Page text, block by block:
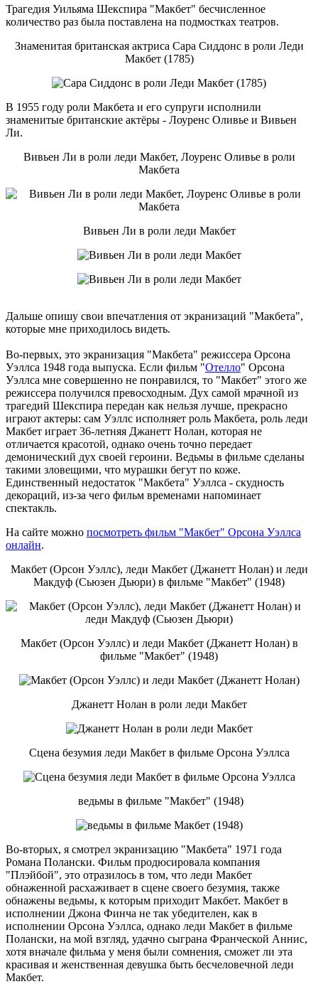
Трагедия Уильяма Шекспира "Макбет" бесчисленное
количество раз была поставлена на подмостках театров.
Знаменитая британская актриса Сара Сиддонс в роли Леди
Макбет (1785)
В 1955 году роли Макбета и его супруги исполнили
знаменитые британские актёры - Лоуренс Оливье и Вивьен
Ли.
Вивьен Ли в роли леди Макбет, Лоуренс Оливье в роли
Макбета
Вивьен Ли в роли леди Макбет
Дальше опишу свои впечатления от экранизаций "Макбета",
которые мне приходилось видеть.
Во-первых, это экранизация "Макбета" режиссера Орсона
Уэллса 1948 года выпуска. Если фильм "Отелло" Орсона
Уэллса мне совершенно не понравился, то "Макбет" этого же
режиссера получился превосходным. Дух самой мрачной из
трагедий Шекспира передан как нельзя лучше, прекрасно
играют актеры: сам Уэллс исполняет роль Макбета, роль леди
Макбет играет 36-летняя Джанетт Нолан, которая не
отличается красотой, однако очень точно передает
демонический дух своей героини. Ведьмы в фильме сделаны
такими зловещими, что мурашки бегут по коже.
Единственный недостаток "Макбета" Уэллса - скудность
декораций, из-за чего фильм временами напоминает
спектакль.
На сайте можно посмотреть фильм "Макбет" Орсона Уэллса
онлайн.
Макбет (Орсон Уэллс), леди Макбет (Джанетт Нолан) и леди
Макдуф (Сьюзен Дьюри) в фильме "Макбет" (1948)
Макбет (Орсон Уэллс) и леди Макбет (Джанетт Нолан) в
фильме "Макбет" (1948)
Джанетт Нолан в роли леди Макбет
Сцена безумия леди Макбет в фильме Орсона Уэллса
ведьмы в фильме "Макбет" (1948)
Во-вторых, я смотрел экранизацию "Макбета" 1971 года
Романа Полански. Фильм продюсировала компания
"Плэйбой", это отразилось в том, что леди Макбет
обнаженной расхаживает в сцене своего безумия, также
обнажены ведьмы, к которым приходит Макбет. Макбет в
исполнении Джона Финча не так убедителен, как в
исполнении Орсона Уэллса, однако леди Макбет в фильме
Полански, на мой взгляд, удачно сыграна Франческой Аннис,
хотя вначале фильма у меня были сомнения, сможет ли эта
красивая и женственная девушка быть бесчеловечной леди
Макбет.